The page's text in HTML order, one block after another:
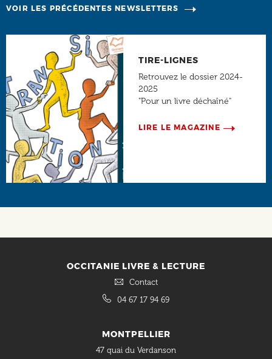
VOIR LES PRÉCÉDENTES NEWSLETTERS
TIRE-LIGNES
Retrouvez le dossier 2024-
2025
"Pour un livre déchaîné"
LIRE LE MAGAZINE
OCCITANIE LIVRE & LECTURE
Contact
04 67 17 94 69
MONTPELLIER
47 quai du Verdanson